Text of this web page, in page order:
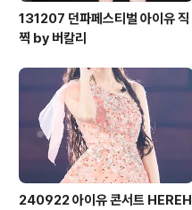
131207 던파페스티벌 아이유 직
찍 by 버칼리
240922 아이유 콘서트 HEREH